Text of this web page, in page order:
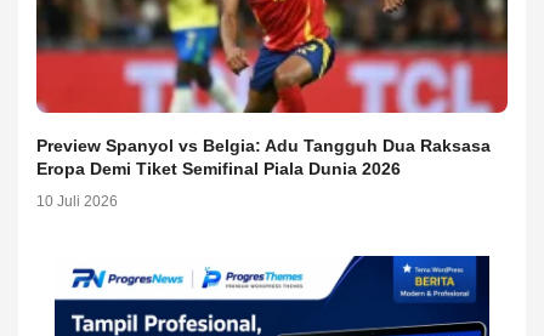
Preview Spanyol vs Belgia: Adu Tangguh Dua Raksasa
Eropa Demi Tiket Semifinal Piala Dunia 2026
10 Juli 2026